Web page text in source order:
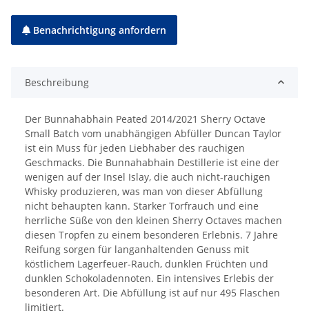
Benachrichtigung anfordern
Beschreibung
Der Bunnahabhain Peated 2014/2021 Sherry Octave
Small Batch vom unabhängigen Abfüller Duncan Taylor
ist ein Muss für jeden Liebhaber des rauchigen
Geschmacks. Die Bunnahabhain Destillerie ist eine der
wenigen auf der Insel Islay, die auch nicht-rauchigen
Whisky produzieren, was man von dieser Abfüllung
nicht behaupten kann. Starker Torfrauch und eine
herrliche Süße von den kleinen Sherry Octaves machen
diesen Tropfen zu einem besonderen Erlebnis. 7 Jahre
Reifung sorgen für langanhaltenden Genuss mit
köstlichem Lagerfeuer-Rauch, dunklen Früchten und
dunklen Schokoladennoten. Ein intensives Erlebis der
besonderen Art. Die Abfüllung ist auf nur 495 Flaschen
limitiert.